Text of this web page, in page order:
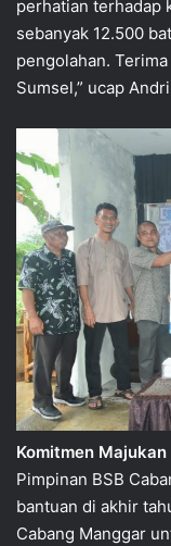
perhatian terhadap
sebanyak 12.500
pengolahan.
Sumsel,” ucap
Komitmen
Pimpinan BSB
bantuan di akhir
Cabang Manggar